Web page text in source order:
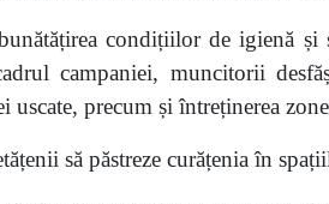
condițiilor de igienă
campaniei, muncitorii
uscate, precum și întreținerea
să păstreze curățenia în